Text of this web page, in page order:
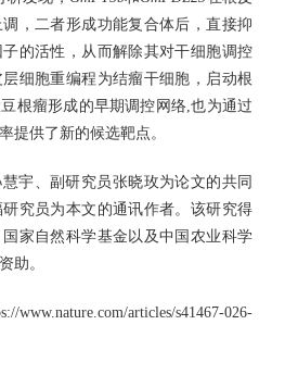
，二者形成功能复合体后，直接抑
的活性，从而解除其对干细胞调控
细胞重编程为结瘤干细胞，启动根
根瘤形成的早期调控网络,也为通过
提供了新的候选靶点。
宇、副研究员张晓玫为论文的共同
究员为本文的通讯作者。该研究得
家自然科学基金以及中国农业科学
助。
articles/s41467-026-